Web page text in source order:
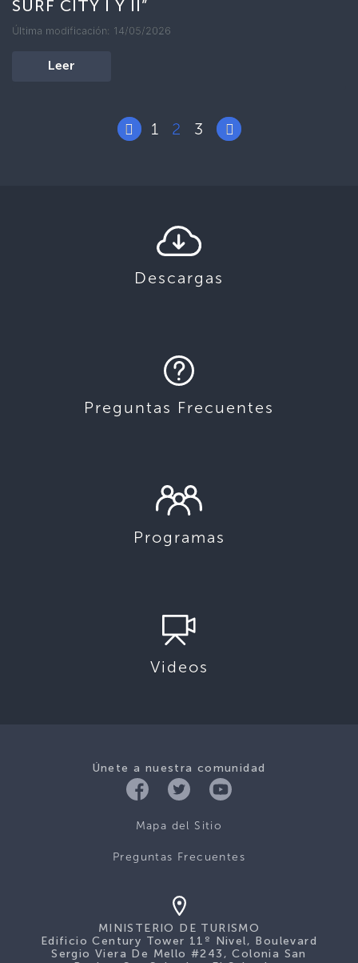
SURF CITY I Y II”
Última modificación: 14/05/2026
Leer
1 2 3
Descargas
Preguntas Frecuentes
Programas
Videos
Únete a nuestra comunidad
Mapa del Sitio
Preguntas Frecuentes
MINISTERIO DE TURISMO
Edificio Century Tower 11º Nivel, Boulevard
Sergio Viera De Mello #243, Colonia San